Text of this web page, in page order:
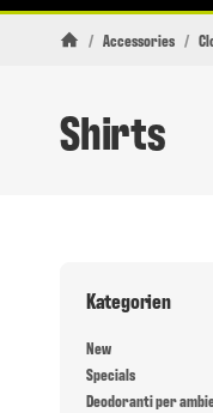
/ Accessories /
Shirts
Kategorien
New
Specials
Deodoranti per